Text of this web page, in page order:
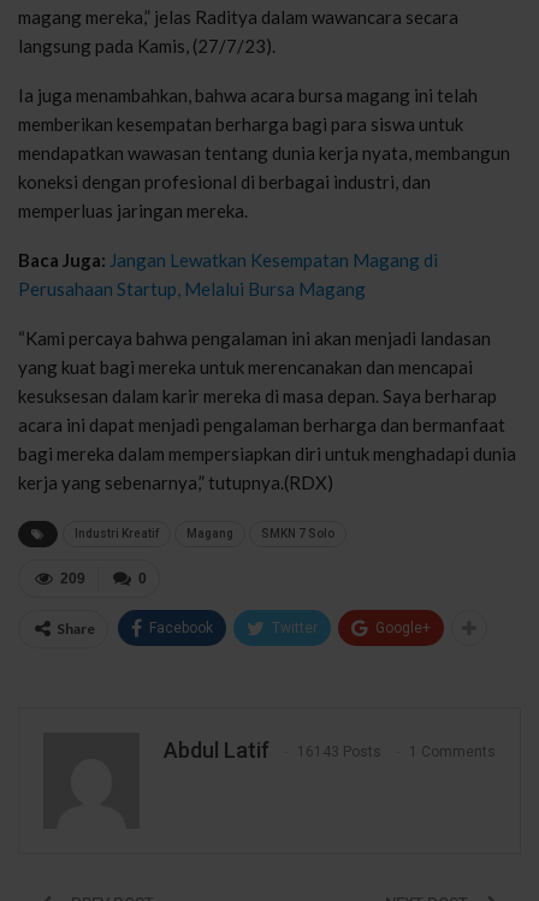
magang mereka,” jelas Raditya dalam wawancara secara
langsung pada Kamis, (27/7/23).
Ia juga menambahkan, bahwa acara bursa magang ini telah
memberikan kesempatan berharga bagi para siswa untuk
mendapatkan wawasan tentang dunia kerja nyata, membangun
koneksi dengan profesional di berbagai industri, dan
memperluas jaringan mereka.
Baca Juga: Jangan Lewatkan Kesempatan Magang di
Perusahaan Startup, Melalui Bursa Magang
“Kami percaya bahwa pengalaman ini akan menjadi landasan
yang kuat bagi mereka untuk merencanakan dan mencapai
kesuksesan dalam karir mereka di masa depan. Saya berharap
acara ini dapat menjadi pengalaman berharga dan bermanfaat
bagi mereka dalam mempersiapkan diri untuk menghadapi dunia
kerja yang sebenarnya,” tutupnya.(RDX)
Industri Kreatif Magang SMKN 7 Solo
0
209
Share Facebook Twitter Google+
Abdul Latif 16143 Posts 1 Comments